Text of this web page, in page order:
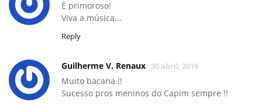
É primoroso!
Viva a música...
Reply
Guilherme V. Renaux 30 abril, 2019
Muito bacana !!
Sucesso pros meninos do Capim sempre !!